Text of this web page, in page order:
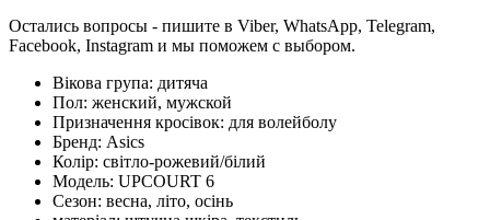
Остались вопросы - пишите в Viber, WhatsApp, Telegram,
Facebook, Instagram и мы поможем с выбором.
Вікова група: дитяча
Пол: женский, мужской
Призначення кросівок: для волейболу
Бренд: Asics
Колір: світло-рожевий/білий
Модель: UPCOURT 6
Сезон: весна, літо, осінь